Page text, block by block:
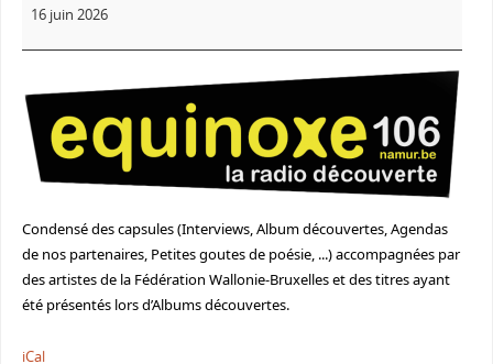
16 juin 2026
Condensé des capsules (Interviews, Album découvertes, Agendas
de nos partenaires, Petites goutes de poésie, ...) accompagnées par
des artistes de la Fédération Wallonie-Bruxelles et des titres ayant
été présentés lors d’Albums découvertes.
iCal